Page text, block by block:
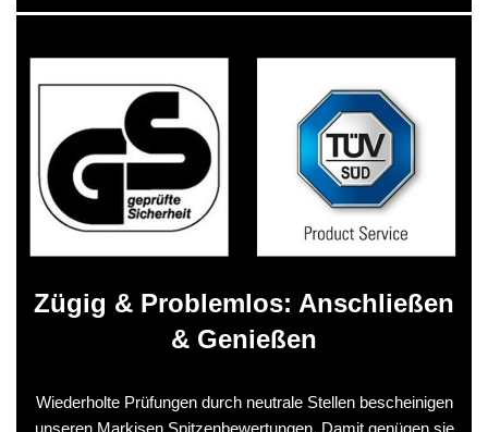
Zügig & Problemlos: Anschließen
& Genießen
Wiederholte Prüfungen durch neutrale Stellen bescheinigen
unseren Markisen Spitzenbewertungen. Damit genügen sie